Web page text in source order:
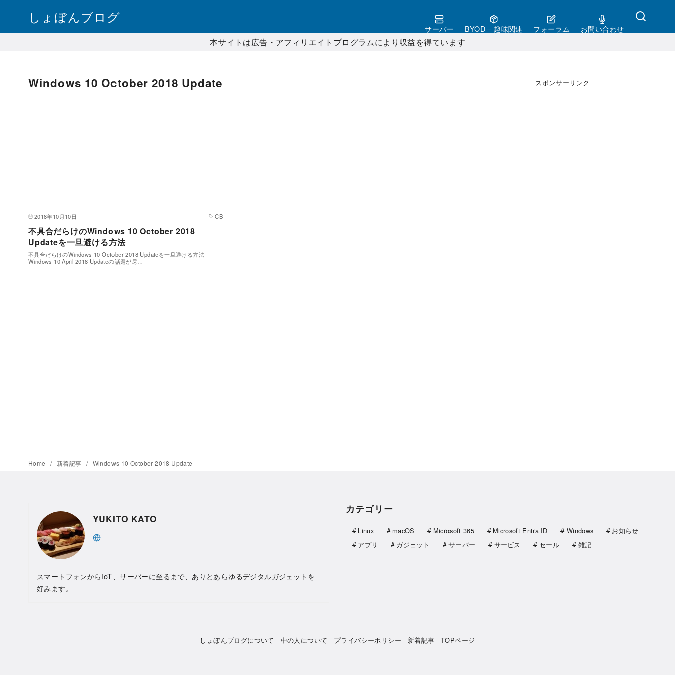
テ
しょぼんブログ
サーバー BYOD – 趣味関連 フォーラム お問い合わせ
本サイトは広告・アフィリエイトプログラムにより収益を得ています
Windows 10 October 2018 Update
2018年10月10日 CB
不具合だらけのWindows 10 October 2018
Updateを一旦避ける方法
不具合だらけのWindows 10 October 2018 Updateを一旦避ける方法
Windows 10 April 2018 Updateの話題が尽…
スポンサーリンク
Home 新着記事 Windows 10 October 2018 Update
YUKITO KATO
スマートフォンからIoT、サーバーに至るまで、ありとあらゆるデジタルガジェットを
好みます。
カテゴリー
Linux macOS Microsoft 365 Microsoft Entra ID Windows
お知らせ
アプリ
ガジェット サーバー サービス セール 雑記
しょぼんブログについて 中の人について プライバシーポリシー 新着記事 TOPページ